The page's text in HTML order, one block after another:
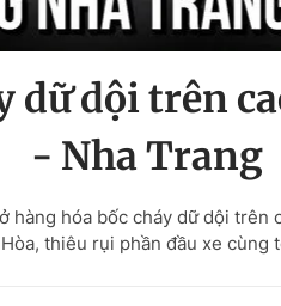
dữ dội trên
- Nha Trang
hàng hóa bốc cháy dữ dội trên
thiêu rụi phần đầu xe cùng